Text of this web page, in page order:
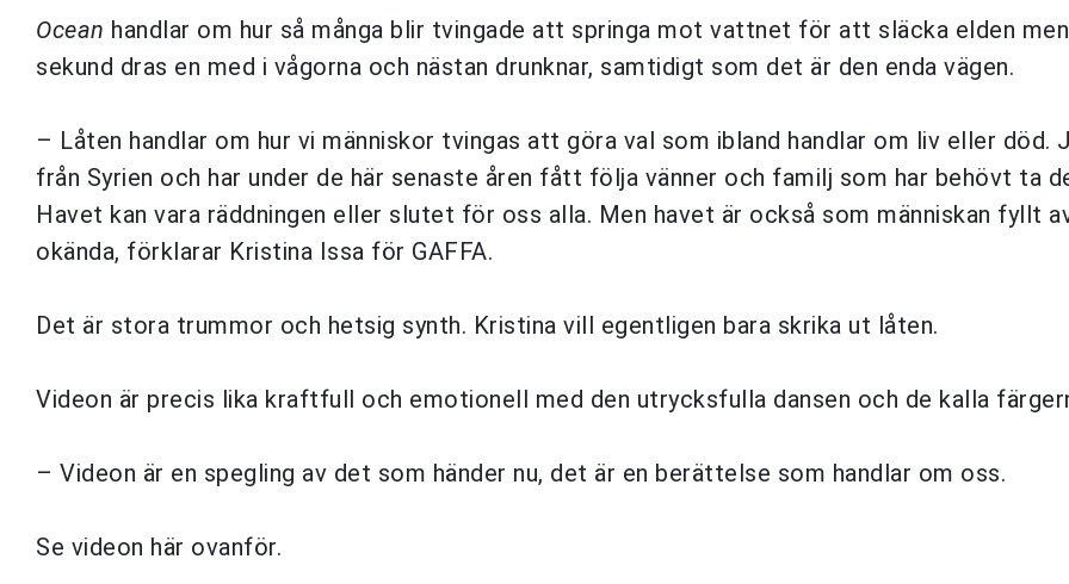
Ocean handlar om hur så många blir tvingade att springa mot vattnet för att släcka elden
sekund dras en med i vågorna och nästan drunknar, samtidigt som det är den enda vägen.
– Låten handlar om hur vi människor tvingas att göra val som ibland handlar om liv eller död.
från Syrien och har under de här senaste åren fått följa vänner och familj som har behövt ta
Havet kan vara räddningen eller slutet för oss alla. Men havet är också som människan fyllt
okända, förklarar Kristina Issa för GAFFA.
Det är stora trummor och hetsig synth. Kristina vill egentligen bara skrika ut låten.
Videon är precis lika kraftfull och emotionell med den utrycksfulla dansen och de kalla
– Videon är en spegling av det som händer nu, det är en berättelse som handlar om oss.
Se videon här ovanför.